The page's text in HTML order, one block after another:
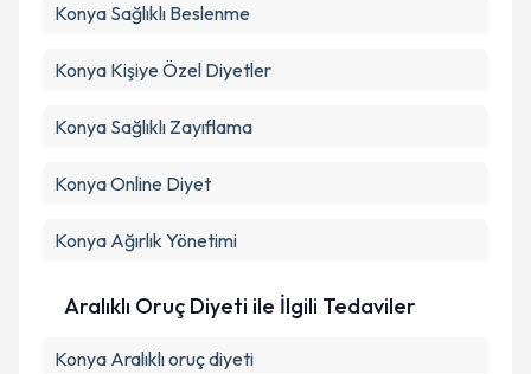
Konya Sağlıklı Beslenme
Konya Kişiye Özel Diyetler
Konya Sağlıklı Zayıflama
Konya Online Diyet
Konya Ağırlık Yönetimi
Aralıklı Oruç Diyeti ile İlgili Tedaviler
Konya Aralıklı oruç diyeti